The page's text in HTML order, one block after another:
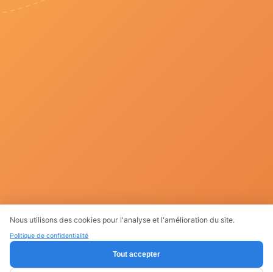
Nous utilisons des cookies pour l'analyse et l'amélioration du site.
Politique de confidentialité
Tout accepter
Suivant